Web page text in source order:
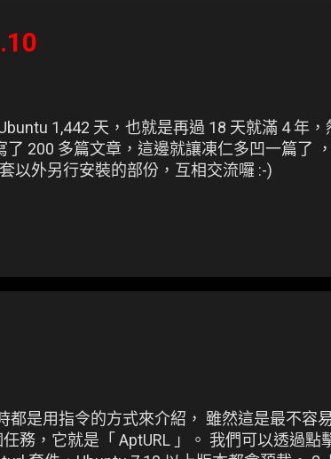
1,442 天，也就是再過 18 天就滿 4 年，
200 多篇文章，這邊就讓凍仁多凹一篇了
以外另行安裝的部份，互相交流囉 :-)
都是用指令的方式來介紹， 雖然這是最不容
務，它就是「 AptURL 」。 我們可以透過點